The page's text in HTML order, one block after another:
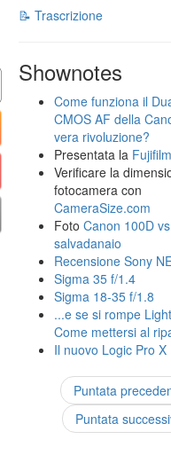
📝 Trascrizione
Shownotes
Come funziona il
CMOS AF della
vera rivoluzione?
Presentata la
Verificare la
fotocamera con
CameraSize.com
FotoCanon 100D vs
salvadanaio
Recensione Sony
Sigma 35 f/1.4
Sigma 18-35 f/1.8
...e se si rompe
Come mettersi al
Il nuovo Logic Pro X
Puntata
Puntata